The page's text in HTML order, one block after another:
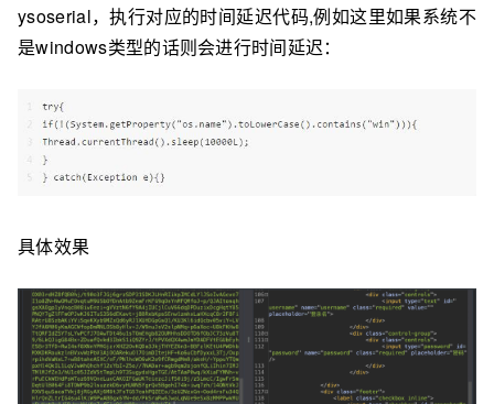
ysoserial，执⾏对应的时间延迟代码,例如这里如果系统不
是windows类型的话则会进行时间延迟：
具体效果